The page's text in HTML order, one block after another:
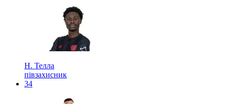
Н. Телла
півзахисник
34